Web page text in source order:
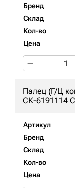
Бренд
Склад
Кол-во
Цена
Палец (Г/Ц
СК-6191114
Артикул
Бренд
Склад
Кол-во
Цена